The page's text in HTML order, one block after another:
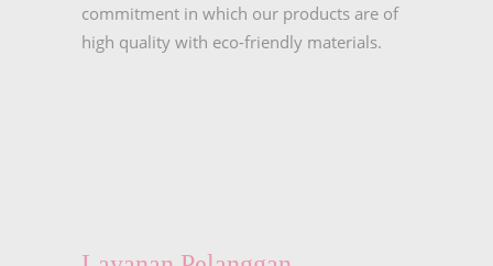
commitment in which our products are of
high quality with eco-friendly materials.